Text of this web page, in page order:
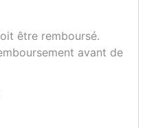
être remboursé.
avant de